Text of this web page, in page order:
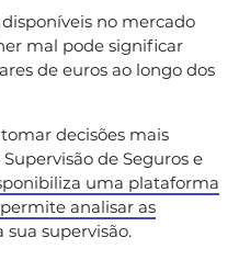
no mercado
mal pode significar
de euros ao longo dos
decisões mais
de Seguros e
uma plataforma
analisar as
sua supervisão.